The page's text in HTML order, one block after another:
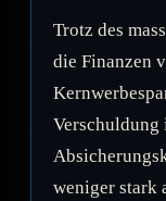
Trotz des
die Finanzen
Verschuldung
weniger stark